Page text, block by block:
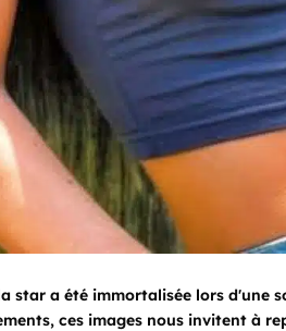
star a été immortalisée lors d'une
ces images nous invitent à